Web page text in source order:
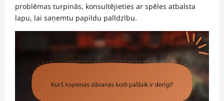
problēmas turpinās, konsultējieties ar spēles atbalsta
lapu, lai saņemtu papildu palīdzību.